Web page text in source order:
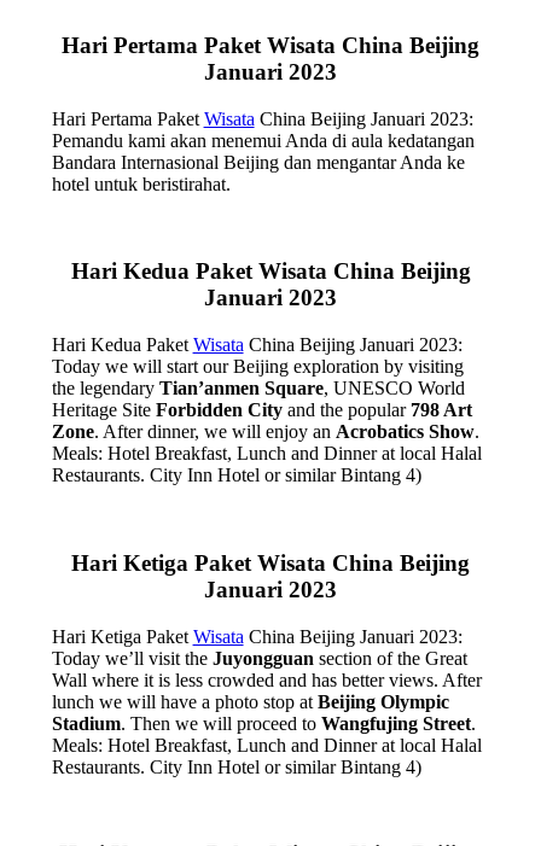
Hari Pertama Paket Wisata China Beijing
Januari 2023
Hari Pertama Paket Wisata China Beijing Januari 2023:
Pemandu kami akan menemui Anda di aula kedatangan
Bandara Internasional Beijing dan mengantar Anda ke
hotel untuk beristirahat.
Hari Kedua Paket Wisata China Beijing
Januari 2023
Hari Kedua Paket Wisata China Beijing Januari 2023:
Today we will start our Beijing exploration by visiting
the legendary Tian’anmen Square, UNESCO World
Heritage Site Forbidden City and the popular 798 Art
Zone. After dinner, we will enjoy an Acrobatics Show.
Meals: Hotel Breakfast, Lunch and Dinner at local Halal
Restaurants. City Inn Hotel or similar Bintang 4)
Hari Ketiga Paket Wisata China Beijing
Januari 2023
Hari Ketiga Paket Wisata China Beijing Januari 2023:
Today we’ll visit the Juyongguan section of the Great
Wall where it is less crowded and has better views. After
lunch we will have a photo stop at Beijing Olympic
Stadium. Then we will proceed to Wangfujing Street.
Meals: Hotel Breakfast, Lunch and Dinner at local Halal
Restaurants. City Inn Hotel or similar Bintang 4)